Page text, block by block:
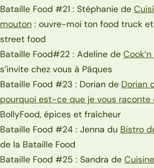
Bataille Food #21 : Stéphanie de
mouton : ouvre-moi ton food truck
street food
Bataille Food#22 : Adeline de
s’invite chez vous à Pâques
Bataille Food #23 : Dorian de Dorian
pourquoi est-ce que je vous raconte
BollyFood, épices et fraîcheur
Bataille Food #24 : Jenna du Bistro
de la Bataille Food
Bataille Food #25 : Sandra de